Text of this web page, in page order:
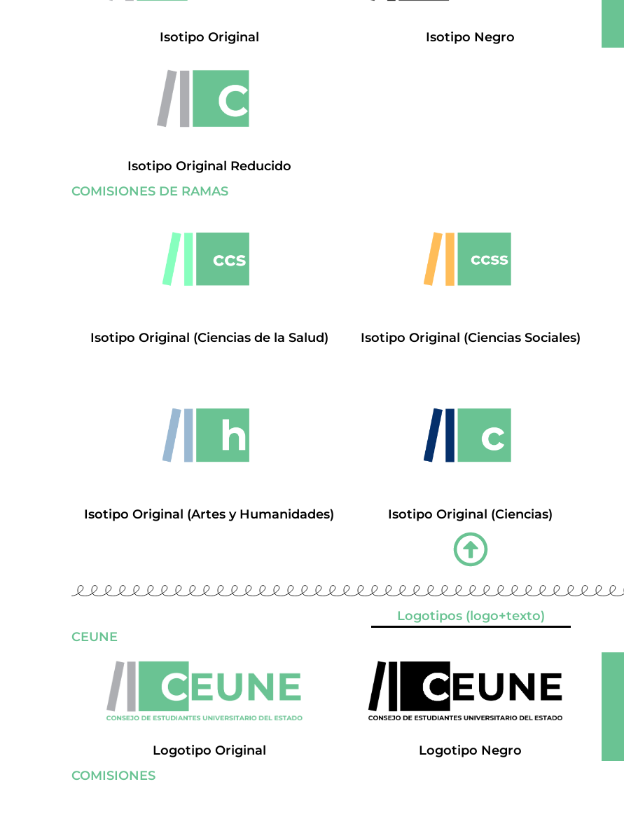
Isotipo Original Isotipo Negro
Isotipo Original Reducido
COMISIONES DE RAMAS
Isotipo Original (Ciencias de la Salud) Isotipo Original (Ciencias Sociales)
Isotipo Original (Artes y Humanidades) Isotipo Original (Ciencias)
Logotipos (logo+texto)
CEUNE
Logotipo Original Logotipo Negro
COMISIONES